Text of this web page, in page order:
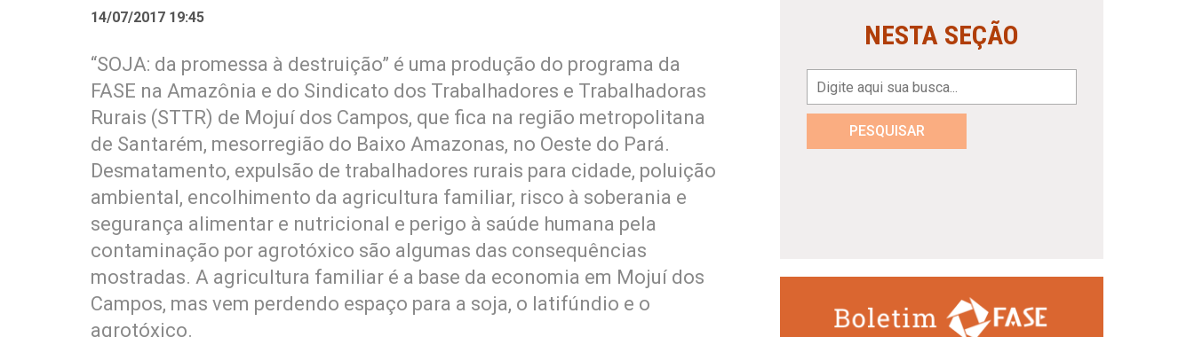
14/07/2017 19:45
“SOJA: da promessa à destruição” é uma produção do programa da
FASE na Amazônia e do Sindicato dos Trabalhadores e Trabalhadoras
Rurais (STTR) de Mojuí dos Campos, que fica na região metropolitana
de Santarém, mesorregião do Baixo Amazonas, no Oeste do Pará.
Desmatamento, expulsão de trabalhadores rurais para cidade, poluição
ambiental, encolhimento da agricultura familiar, risco à soberania e
segurança alimentar e nutricional e perigo à saúde humana pela
contaminação por agrotóxico são algumas das consequências
mostradas. A agricultura familiar é a base da economia em Mojuí dos
Campos, mas vem perdendo espaço para a soja, o latifúndio e o
agrotóxico.
NESTA SEÇÃO
PESQUISAR